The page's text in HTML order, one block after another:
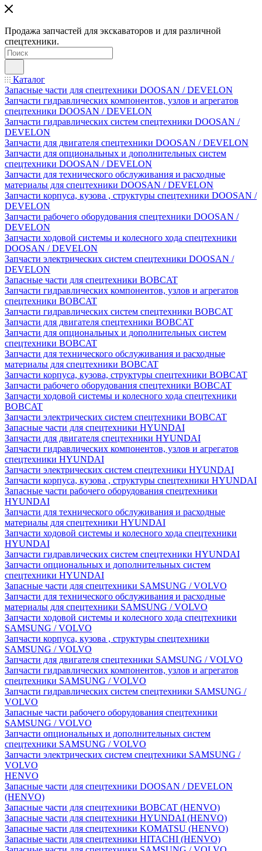
Продажа запчастей для экскаваторов и для различной
спецтехники.
Каталог
Запасные части для спецтехники DOOSAN / DEVELON
Запчасти гидравлических компонентов, узлов и агрегатов
спецтехники DOOSAN / DEVELON
Запчасти гидравлических систем спецтехники DOOSAN /
DEVELON
Запчасти для двигателя спецтехники DOOSAN / DEVELON
Запчасти для опциональных и дополнительных систем
спецтехники DOOSAN / DEVELON
Запчасти для технического обслуживания и расходные
материалы для спецтехники DOOSAN / DEVELON
Запчасти корпуса, кузова , структуры спецтехники DOOSAN /
DEVELON
Запчасти рабочего оборудования спецтехники DOOSAN /
DEVELON
Запчасти ходовой системы и колесного хода спецтехники
DOOSAN / DEVELON
Запчасти электрических систем спецтехники DOOSAN /
DEVELON
Запасные части для спецтехники BOBCAT
Запчасти гидравлических компонентов, узлов и агрегатов
спецтехники BOBCAT
Запчасти гидравлических систем спецтехники BOBCAT
Запчасти для двигателя спецтехники BOBCAT
Запчасти для опциональных и дополнительных систем
спецтехники BOBCAT
Запчасти для технического обслуживания и расходные
материалы для спецтехники BOBCAT
Запчасти корпуса, кузова, структуры спецтехники BOBCAT
Запчасти рабочего оборудования спецтехники BOBCAT
Запчасти ходовой системы и колесного хода спецтехники
BOBCAT
Запчасти электрических систем спецтехники BOBCAT
Запасные части для спецтехники HYUNDAI
Запчасти для двигателя спецтехники HYUNDAI
Запчасти гидравлических компонентов, узлов и агрегатов
спецтехники HYUNDAI
Запчасти электрических систем спецтехники HYUNDAI
Запчасти корпуса, кузова , структуры спецтехники HYUNDAI
Запасные части рабочего оборудования спецтехники
HYUNDAI
Запчасти для технического обслуживания и расходные
материалы для спецтехники HYUNDAI
Запчасти ходовой системы и колесного хода спецтехники
HYUNDAI
Запчасти гидравлических систем спецтехники HYUNDAI
Запчасти опциональных и дополнительных систем
спецтехники HYUNDAI
Запасные части для спецтехники SAMSUNG / VOLVO
Запчасти для технического обслуживания и расходные
материалы для спецтехники SAMSUNG / VOLVO
Запчасти ходовой системы и колесного хода спецтехники
SAMSUNG / VOLVO
Запчасти корпуса, кузова , структуры спецтехники
SAMSUNG / VOLVO
Запчасти для двигателя спецтехники SAMSUNG / VOLVO
Запчасти гидравлических компонентов, узлов и агрегатов
спецтехники SAMSUNG / VOLVO
Запчасти гидравлических систем спецтехники SAMSUNG /
VOLVO
Запасные части рабочего оборудования спецтехники
SAMSUNG / VOLVO
Запчасти опциональных и дополнительных систем
спецтехники SAMSUNG / VOLVO
Запчасти электрических систем спецтехники SAMSUNG /
VOLVO
HENVO
Запасные части для спецтехники DOOSAN / DEVELON
(HENVO)
Запасные части для спецтехники BOBCAT (HENVO)
Запасные части для спецтехники HYUNDAI (HENVO)
Запасные части для спецтехники KOMATSU (HENVO)
Запасные части для спецтехники HITACHI (HENVO)